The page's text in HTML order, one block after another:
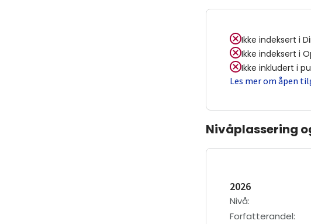
Ikke indeksert i
Ikke indeksert i
Ikke inkludert i
Les mer om åpen
Nivåplassering
2026
Nivå:
Forfatterandel: